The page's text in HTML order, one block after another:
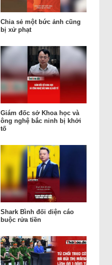
Chia sẻ một bức ảnh cũng
bị xử phạt
Giám đốc sở Khoa học và
ông nghệ bắc ninh bị khởi
tố
Shark Bình đối diện cáo
buộc rửa tiền